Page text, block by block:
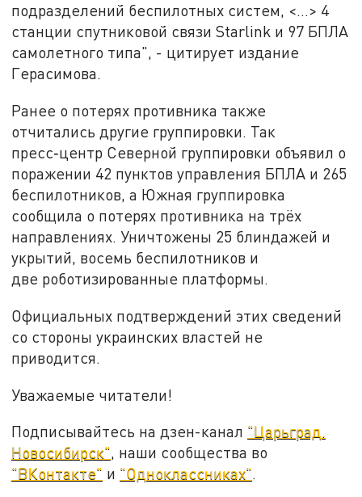
подразделений беспилотных систем, <…> 4
станции спутниковой связи Starlink и 97 БПЛА
самолетного типа", - цитирует издание
Герасимова.
Ранее о потерях противника также
отчитались другие группировки. Так
пресс‑центр Северной группировки объявил о
поражении 42 пунктов управления БПЛА и 265
беспилотников, а Южная группировка
сообщила о потерях противника на трёх
направлениях. Уничтожены 25 блиндажей и
укрытий, восемь беспилотников и
две роботизированные платформы.
Официальных подтверждений этих сведений
со стороны украинских властей не
приводится.
Уважаемые читатели!
Подписывайтесь на дзен-канал "Царьград.
Новосибирск", наши сообщества во
"ВКонтакте" и "Одноклассниках".